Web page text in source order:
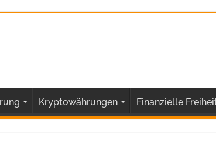
Kryptowährungen Finanzielle